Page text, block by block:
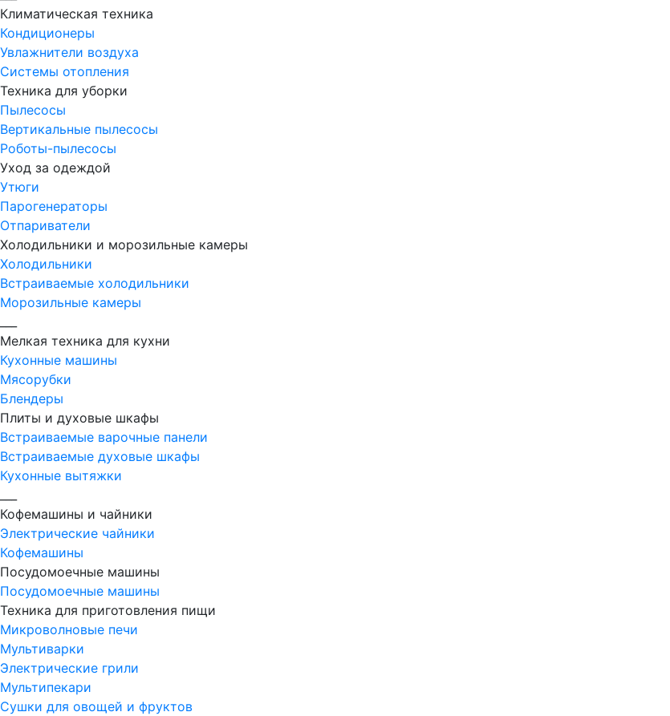
Климатическая техника
Кондиционеры
Увлажнители воздуха
Системы отопления
Техника для уборки
Пылесосы
Вертикальные пылесосы
Роботы-пылесосы
Уход за одеждой
Утюги
Парогенераторы
Отпариватели
Холодильники и морозильные камеры
Холодильники
Встраиваемые холодильники
Морозильные камеры
Мелкая техника для кухни
Кухонные машины
Мясорубки
Блендеры
Плиты и духовые шкафы
Встраиваемые варочные панели
Встраиваемые духовые шкафы
Кухонные вытяжки
Кофемашины и чайники
Электрические чайники
Кофемашины
Посудомоечные машины
Посудомоечные машины
Техника для приготовления пищи
Микроволновые печи
Мультиварки
Электрические грили
Мультипекари
Сушки для овощей и фруктов